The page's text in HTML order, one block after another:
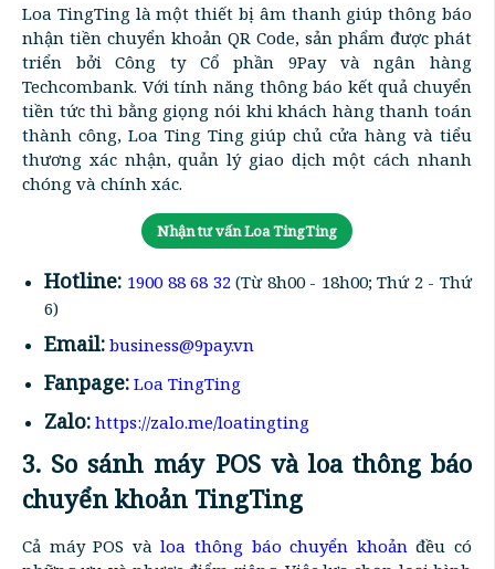
Loa TingTing là một thiết bị âm thanh giúp thông báo
nhận tiền chuyển khoản QR Code, sản phẩm được phát
triển bởi Công ty Cổ phần 9Pay và ngân hàng
Techcombank. Với tính năng thông báo kết quả chuyển
tiền tức thì bằng giọng nói khi khách hàng thanh toán
thành công, Loa Ting Ting giúp chủ cửa hàng và tiểu
thương xác nhận, quản lý giao dịch một cách nhanh
chóng và chính xác.
Nhận tư vấn Loa TingTing
Hotline: 1900 88 68 32(Từ 8h00 - 18h00; Thứ 2 - Thứ
6)
Email: business@9pay.vn
Fanpage: Loa TingTing
Zalo: https://zalo.me/loatingting
3. So sánh máy POS và loa thông báo
chuyển khoản TingTing
Cả máy POS vàloa thông báo chuyển khoản đều có